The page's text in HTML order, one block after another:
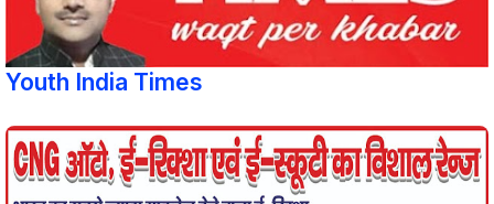
Youth India Times